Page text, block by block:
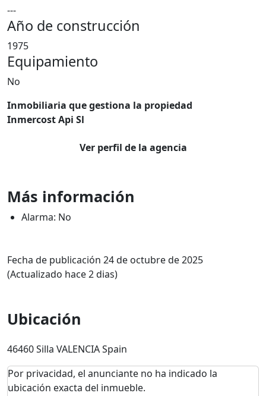
---
Año de construcción
1975
Equipamiento
No
Inmobiliaria que gestiona la propiedad
Inmercost Api Sl
Ver perfil de la agencia
Más información
Alarma: No
Fecha de publicación 24 de octubre de 2025
(Actualizado hace 2 dias)
Ubicación
46460 Silla VALENCIA Spain
Por privacidad, el anunciante no ha indicado la
ubicación exacta del inmueble.